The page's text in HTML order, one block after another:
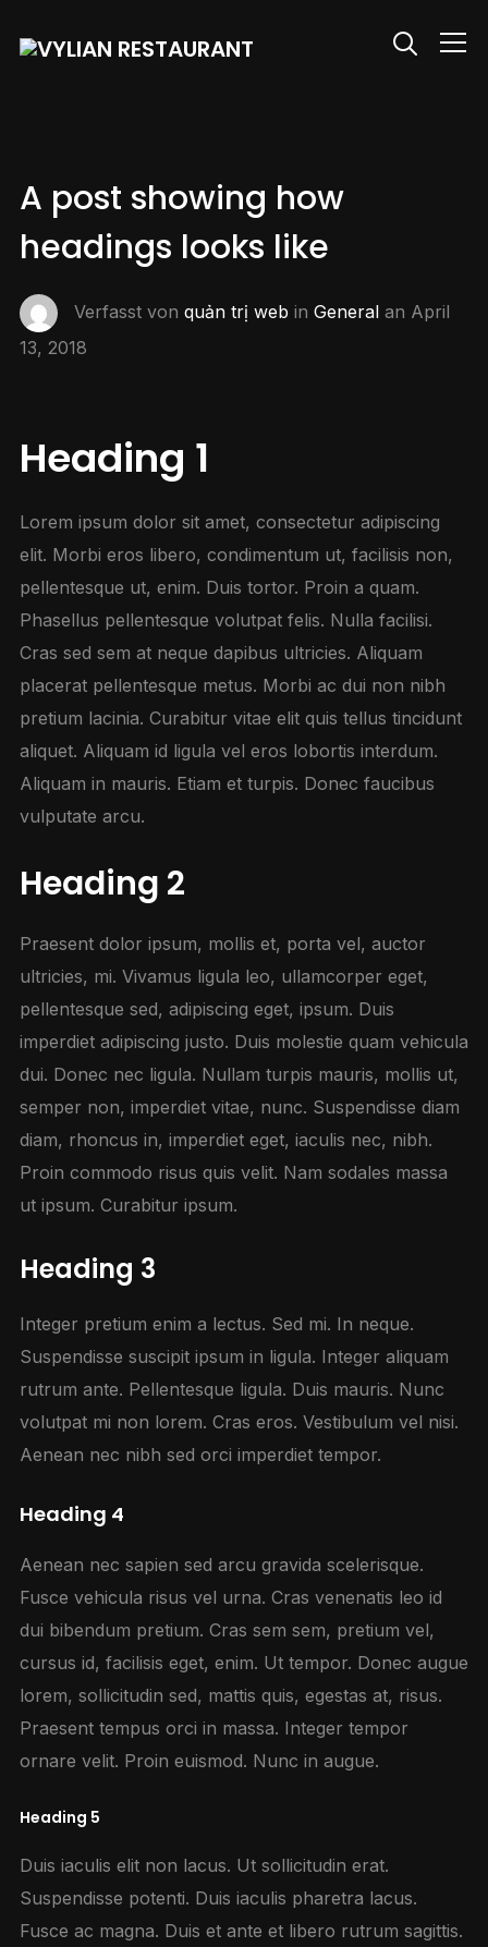
Info
A post showing how
headings looks like
Verfasst von quản trị web in Generalan April
13, 2018
Heading 1
Lorem ipsum dolor sit amet, consectetur adipiscing
elit. Morbi eros libero, condimentum ut, facilisis non,
pellentesque ut, enim. Duis tortor. Proin a quam.
Phasellus pellentesque volutpat felis. Nulla facilisi.
Cras sed sem at neque dapibus ultricies. Aliquam
placerat pellentesque metus. Morbi ac dui non nibh
pretium lacinia. Curabitur vitae elit quis tellus tincidunt
aliquet. Aliquam id ligula vel eros lobortis interdum.
Aliquam in mauris. Etiam et turpis. Donec faucibus
vulputate arcu.
Heading 2
Praesent dolor ipsum, mollis et, porta vel, auctor
ultricies, mi. Vivamus ligula leo, ullamcorper eget,
pellentesque sed, adipiscing eget, ipsum. Duis
imperdiet adipiscing justo. Duis molestie quam vehicula
dui. Donec nec ligula. Nullam turpis mauris, mollis ut,
semper non, imperdiet vitae, nunc. Suspendisse diam
diam, rhoncus in, imperdiet eget, iaculis nec, nibh.
Proin commodo risus quis velit. Nam sodales massa
ut ipsum. Curabitur ipsum.
Heading 3
Integer pretium enim a lectus. Sed mi. In neque.
Suspendisse suscipit ipsum in ligula. Integer aliquam
rutrum ante. Pellentesque ligula. Duis mauris. Nunc
volutpat mi non lorem. Cras eros. Vestibulum vel nisi.
Aenean nec nibh sed orci imperdiet tempor.
Heading 4
Aenean nec sapien sed arcu gravida scelerisque.
Fusce vehicula risus vel urna. Cras venenatis leo id
dui bibendum pretium. Cras sem sem, pretium vel,
cursus id, facilisis eget, enim. Ut tempor. Donec augue
lorem, sollicitudin sed, mattis quis, egestas at, risus.
Praesent tempus orci in massa. Integer tempor
ornare velit. Proin euismod. Nunc in augue.
Heading 5
Duis iaculis elit non lacus. Ut sollicitudin erat.
Suspendisse potenti. Duis iaculis pharetra lacus.
Fusce ac magna. Duis et ante et libero rutrum sagittis.